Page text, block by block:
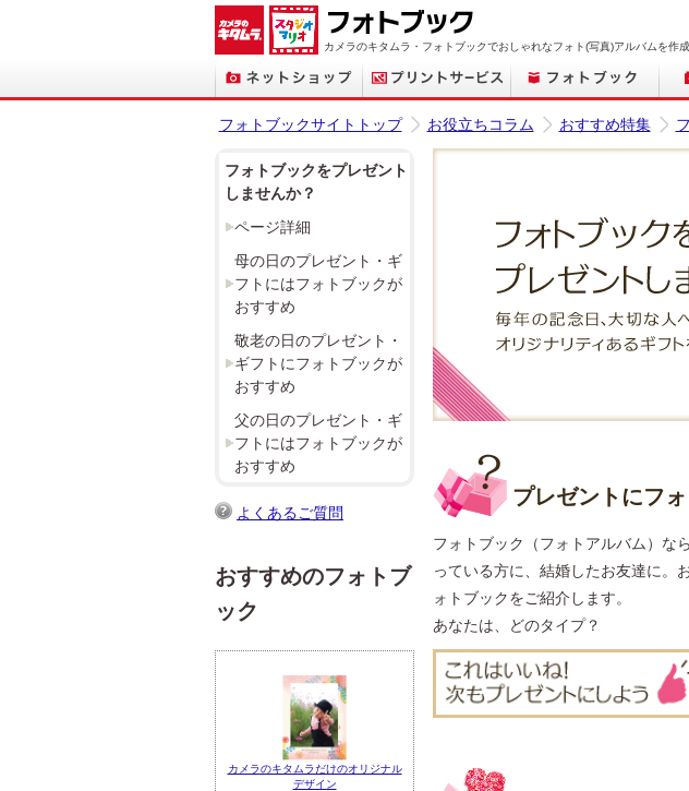
カメラのキタムラ・フォトブックでおしゃれなフォト(写真)アルバムを作成
フォトブックサイトトップ お役立ちコラム おすすめ特集
プレゼントにフ
フォトブック（フォトアルバム）な
っている方に、結婚したお友達に。
ォトブックをご紹介します。
あなたは、どのタイプ？
フォトブックをプレゼント
しませんか？
ページ詳細
母の日のプレゼント・ギ
フトにはフォトブックが
おすすめ
敬老の日のプレゼント・
ギフトにフォトブックが
おすすめ
父の日のプレゼント・ギ
フトにはフォトブックが
おすすめ
よくあるご質問
おすすめのフォトブ
ック
カメラのキタムラだけのオリジナル
デザイン